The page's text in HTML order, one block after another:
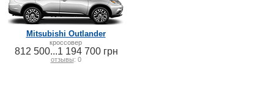
Mitsubishi Outlander
кроссовер
812 500...1 194 700 грн
отзывы: 0